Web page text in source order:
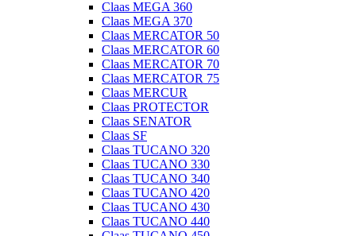
Claas MEGA 360
Claas MEGA 370
Claas MERCATOR 50
Claas MERCATOR 60
Claas MERCATOR 70
Claas MERCATOR 75
Claas MERCUR
Claas PROTECTOR
Claas SENATOR
Claas SF
Claas TUCANO 320
Claas TUCANO 330
Claas TUCANO 340
Claas TUCANO 420
Claas TUCANO 430
Claas TUCANO 440